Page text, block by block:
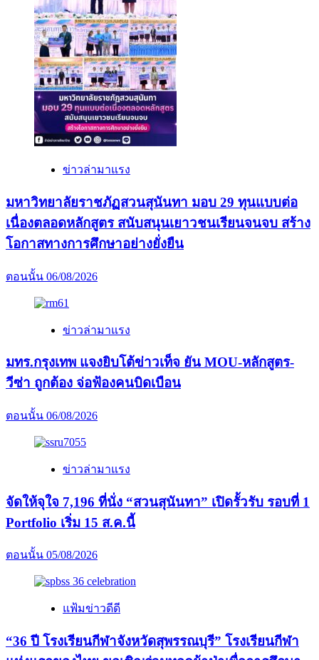
ข่าวล่ามาแรง
มหาวิทยาลัยราชภัฏสวนสุนันทา มอบ 29 ทุนแบบต่อ
เนื่องตลอดหลักสูตร สนับสนุนเยาวชนเรียนจนจบ สร้าง
โอกาสทางการศึกษาอย่างยั่งยืน
ตอนนั้น 06/08/2026
ข่าวล่ามาแรง
มทร.กรุงเทพ แจงยิบโต้ข่าวเท็จ ยัน MOU-หลักสูตร-
วีซ่า ถูกต้อง จ่อฟ้องคนบิดเบือน
ตอนนั้น 06/08/2026
ข่าวล่ามาแรง
จัดให้จุใจ 7,196 ที่นั่ง “สวนสุนันทา” เปิดรั้วรับ รอบที่ 1
Portfolio เริ่ม 15 ส.ค.นี้
ตอนนั้น 05/08/2026
แฟ้มข่าวดีดี
“36 ปี โรงเรียนกีฬาจังหวัดสุพรรณบุรี” โรงเรียนกีฬา